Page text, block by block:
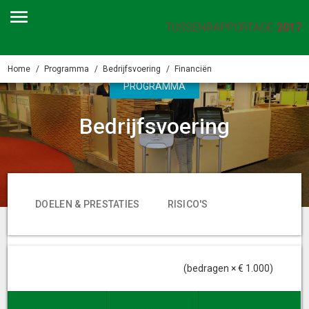
TUSSENRAPPORTAGE 2017
Home Programma Bedrijfsvoering Financiën
PROGRAMMA
Bedrijfsvoering
DOELEN & PRESTATIES RISICO'S
(bedragen × € 1.000)